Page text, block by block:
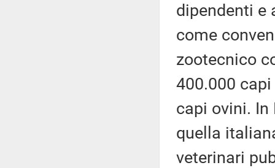
dipendenti e
come
zootecnico
400.000
capi ovini. In
quella
veterinari